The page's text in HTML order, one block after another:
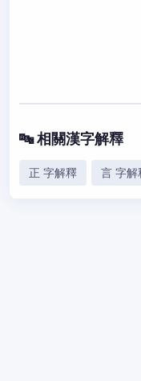
🔤 相關漢字解釋
正 字解釋 言 字解